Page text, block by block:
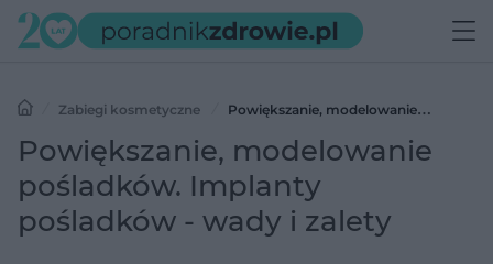
Zabiegi kosmetyczne
Powiększanie, modelowanie
pośladków. Implanty pośladków - wady i zalety
Powiększanie, modelowanie
pośladków. Implanty
pośladków - wady i zalety